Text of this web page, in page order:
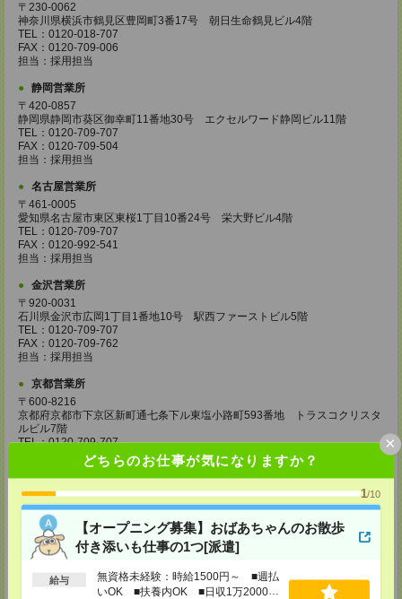
どちらのお仕事が気になりますか？
1/10
【オープニング募集】おばあちゃんのお散歩
付き添いも仕事の1つ[派遣]
給与
無資格未経験：時給1500円～ ■週払
いOK ■扶養内OK ■日収1万2000円
×
〒230-0062
神奈川県横浜市鶴見区豊岡町3番17号 朝日生命鶴見ビル4階
TEL：0120-018-707
FAX：0120-709-006
担当：採用担当
静岡営業所
〒420-0857
静岡県静岡市葵区御幸町11番地30号 エクセルワード静岡ビル11階
TEL：0120-709-707
FAX：0120-709-504
担当：採用担当
名古屋営業所
〒461-0005
愛知県名古屋市東区東桜1丁目10番24号 栄大野ビル4階
TEL：0120-709-707
FAX：0120-992-541
担当：採用担当
金沢営業所
〒920-0031
石川県金沢市広岡1丁目1番地10号 駅西ファーストビル5階
TEL：0120-709-707
FAX：0120-709-762
担当：採用担当
京都営業所
〒600-8216
京都府京都市下京区新町通七条下ル東塩小路町593番地 トラスコクリスタ
ルビル7階
TEL：0120-709-707
FAX：0120-709-751
担当：採用担当
大阪営業所
〒530-0017
大阪府大阪市北区角田町8番1号 大阪梅田ツインタワーズ・ノース34階
TEL：0120-995-985
FAX：0120-992-568